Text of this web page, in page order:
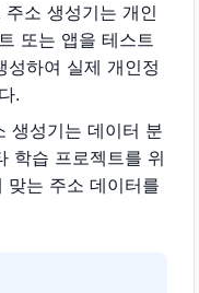
주소 생성기는 개인
또는 앱을 테스트
하여 실제 개인정
.
생성기는 데이터 분
학습 프로젝트를 위
맞는 주소 데이터를